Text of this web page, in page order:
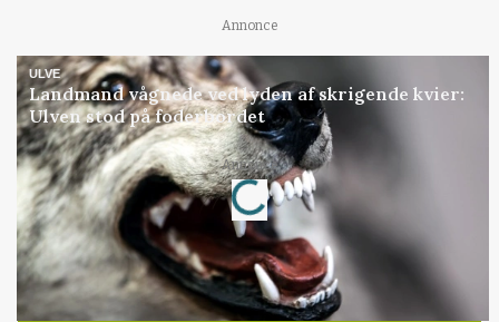
Annonce
ULVE
Landmand vågnede ved lyden af skrigende kvier:
Ulven stod på foderbordet
Annonce
Loading...
Jobs